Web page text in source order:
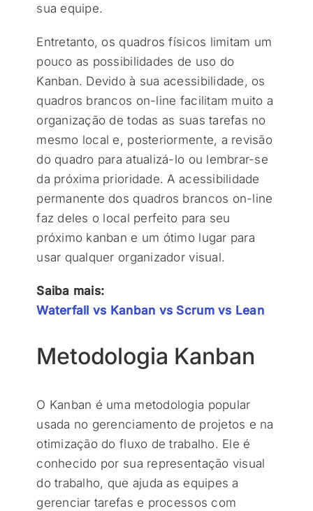
sua equipe.
Entretanto, os quadros físicos limitam um
pouco as possibilidades de uso do
Kanban. Devido à sua acessibilidade, os
quadros brancos on-line facilitam muito a
organização de todas as suas tarefas no
mesmo local e, posteriormente, a revisão
do quadro para atualizá-lo ou lembrar-se
da próxima prioridade. A acessibilidade
permanente dos quadros brancos on-line
faz deles o local perfeito para seu
próximo kanban e um ótimo lugar para
usar qualquer organizador visual.
Saiba mais:
Waterfall vs Kanban vs Scrum vs Lean
Metodologia Kanban
O Kanban é uma metodologia popular
usada no gerenciamento de projetos e na
otimização do fluxo de trabalho. Ele é
conhecido por sua representação visual
do trabalho, que ajuda as equipes a
gerenciar tarefas e processos com